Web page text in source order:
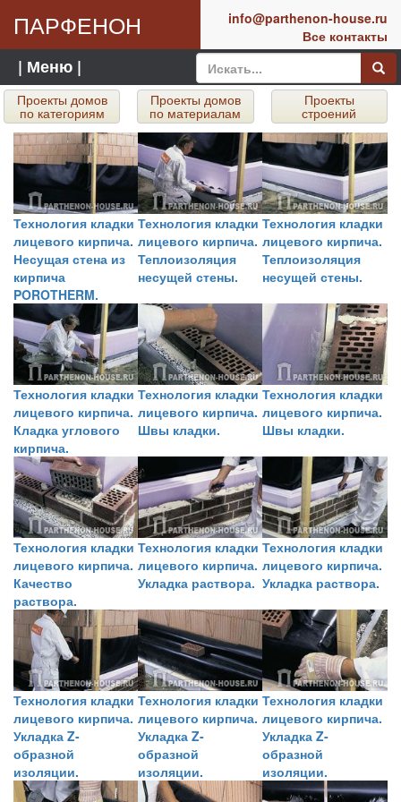
ПАРФЕНОН
info@parthenon-house.ru
Все контакты
| Меню |
Проекты домов
по категориям
Проекты домов
по материалам
Проекты
строений
Технология кладки
лицевого кирпича.
Несущая стена из
кирпича
POROTHERM.
Технология кладки
лицевого кирпича.
Теплоизоляция
несущей стены.
Технология кладки
лицевого кирпича.
Теплоизоляция
несущей стены.
Технология кладки
лицевого кирпича.
Кладка углового
кирпича.
Технология кладки
лицевого кирпича.
Швы кладки.
Технология кладки
лицевого кирпича.
Швы кладки.
Технология кладки
лицевого кирпича.
Качество
раствора.
Технология кладки
лицевого кирпича.
Укладка раствора.
Технология кладки
лицевого кирпича.
Укладка раствора.
Технология кладки
лицевого кирпича.
Укладка Z-
образной
изоляции.
Технология кладки
лицевого кирпича.
Укладка Z-
образной
изоляции.
Технология кладки
лицевого кирпича.
Укладка Z-
образной
изоляции.